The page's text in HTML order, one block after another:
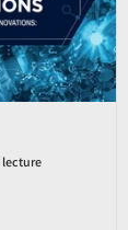
lecture